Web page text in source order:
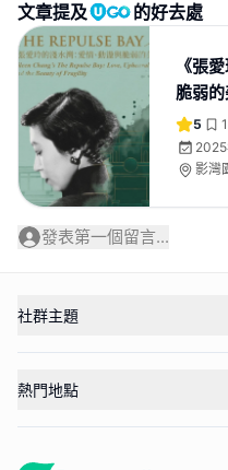
文章提及 的好去處
《張
脆弱
5
影灣
發表第一個留言...
社群主題
熱門地點